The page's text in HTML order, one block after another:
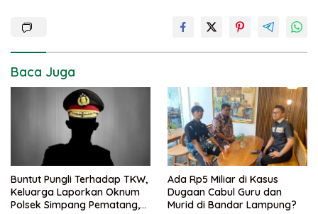
Baca Juga
Buntut Pungli Terhadap TKW,
Keluarga Laporkan Oknum
Polsek Simpang Pematang,
Ada Rp5 Miliar di Kasus
Dugaan Cabul Guru dan
Murid di Bandar Lampung?